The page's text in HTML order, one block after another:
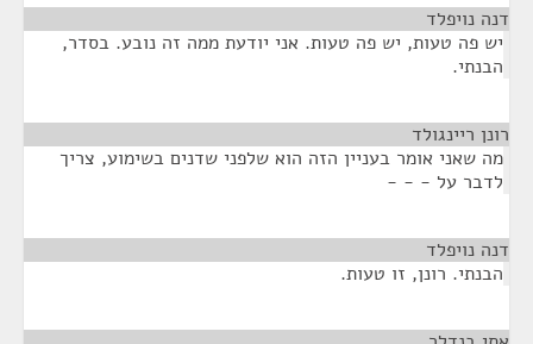
דנה נויפלד
יש פה טעות, יש פה טעות. אני יודעת ממה זה נובע. בסדר,
הבנתי.
רונן ריינגולד
מה שאני אומר בעניין הזה הוא שלפני שדנים בשימוע, צריך
לדבר על - - -
דנה נויפלד
הבנתי. רונן, זו טעות.